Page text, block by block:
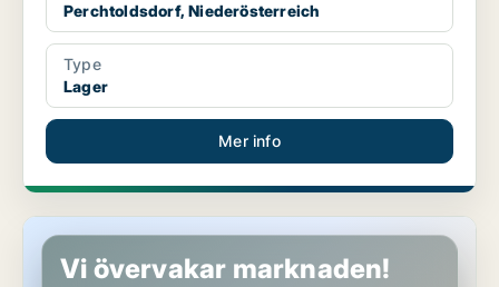
Perchtoldsdorf, Niederösterreich
Type
Lager
Mer info
Lager i Perchtoldsdorf, Niederösterreich
Vi övervakar marknaden!